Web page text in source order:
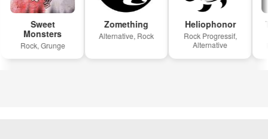
Sweet
Monsters
Rock, Grunge
Zomething
Alternative, Rock
Heliophonor
Rock Progressif,
Alternative